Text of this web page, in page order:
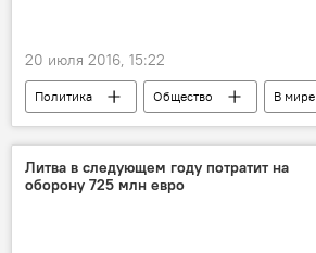
20 июля 2016, 15:22
Политика Общество В мире
Литва в следующем году потратит на
оборону 725 млн евро